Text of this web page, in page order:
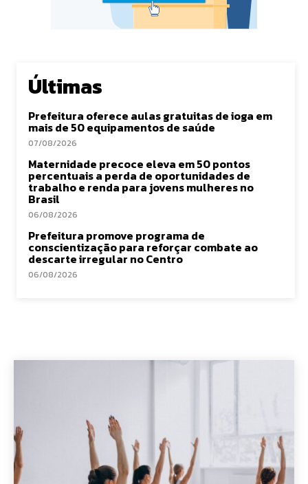
Últimas
Prefeitura oferece aulas gratuitas de ioga em
mais de 50 equipamentos de saúde
07/08/2026
Maternidade precoce eleva em 50 pontos
percentuais a perda de oportunidades de
trabalho e renda para jovens mulheres no
Brasil
06/08/2026
Prefeitura promove programa de
conscientização para reforçar combate ao
descarte irregular no Centro
06/08/2026